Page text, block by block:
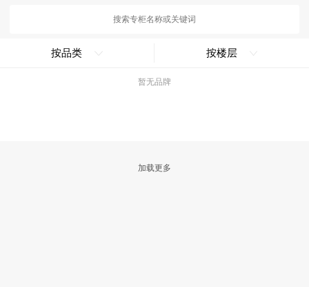
按品类 按楼层
暂无品牌
加载更多